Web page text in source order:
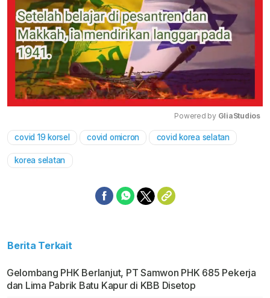
Mute
Powered by GliaStudios
covid 19 korsel covid omicron covid korea selatan
korea selatan
Berita Terkait
Gelombang PHK Berlanjut, PT Samwon PHK 685 Pekerja
dan Lima Pabrik Batu Kapur di KBB Disetop